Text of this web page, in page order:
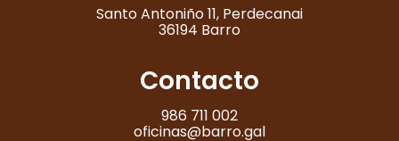
Santo Antoniño 11, Perdecanai
36194 Barro
Contacto
986 711 002
oficinas@barro.gal